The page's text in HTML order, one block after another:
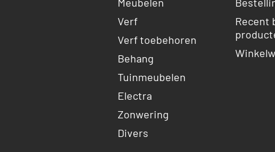
Verf
Verf toebehoren
Behang
Tuinmeubelen
Electra
Zonwering
Divers
Recent